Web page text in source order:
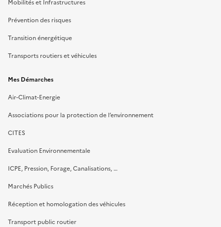
Mobilités et Infrastructures
Prévention des risques
Transition énergétique
Transports routiers et véhicules
Mes Démarches
Air-Climat-Energie
Associations pour la protection de l’environnement
CITES
Evaluation Environnementale
ICPE, Pression, Forage, Canalisations, …
Marchés Publics
Réception et homologation des véhicules
Transport public routier